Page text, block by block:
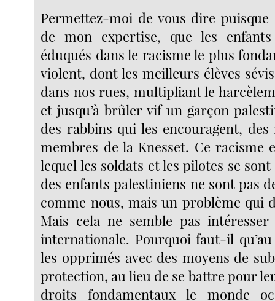
Permettez-moi de vous dire puisque
de mon expertise, que les
éduqués dans le racisme le plus
violent, dont les meilleurs élèves
dans nos rues, multipliant le
et jusqu’à brûler vif un garçon
des rabbins qui les encouragent,
membres de la Knesset. Ce racisme
lequel les soldats et les pilotes se
des enfants palestiniens ne sont pas
comme nous, mais un problème qui
Mais cela ne semble pas
internationale. Pourquoi faut-il
les opprimés avec des moyens de
protection, au lieu de se battre pour
droits fondamentaux le monde